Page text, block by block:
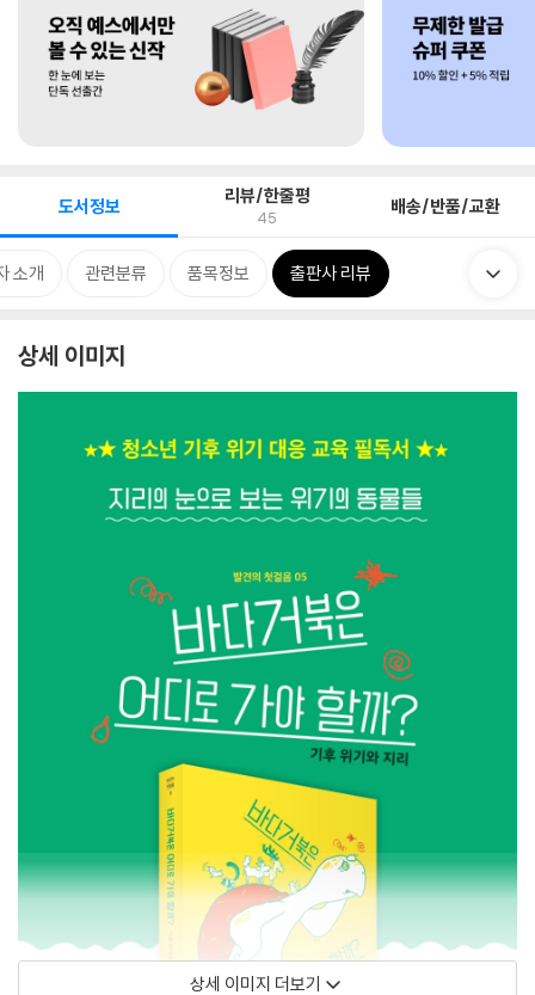
도서정보 리뷰/한줄평
45 배송/반품/교환
소개 관련분류 품목정보 출판사 리뷰
상세 이미지
상세 이미지 더보기